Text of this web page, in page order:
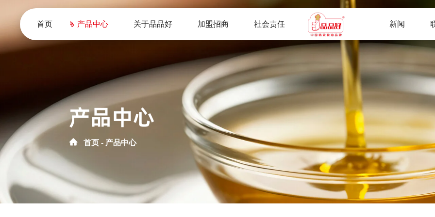
首页 产品中心 关于品品好 加盟招商 社会责任 新闻
产品中心
首页 产品中心